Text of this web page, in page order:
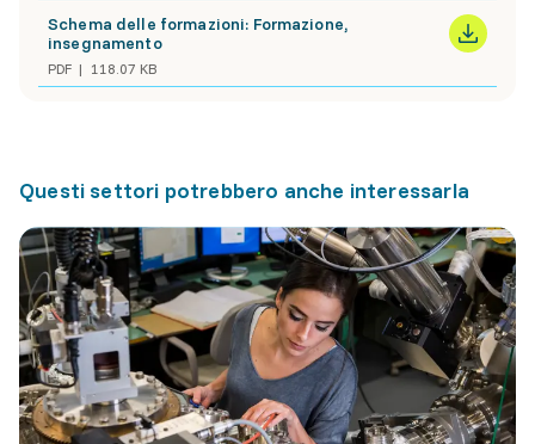
Schema delle formazioni: Formazione,
insegnamento
PDF 118.07 KB
Questi settori potrebbero anche interessarla